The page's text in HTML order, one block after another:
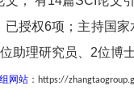
已授权6项；主持国
助理研究员、2位博
网站： https://